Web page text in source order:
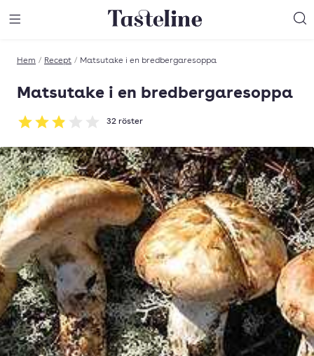
Till Tastelines startsida
Hem / Recept / Matsutake i en bredbergaresoppa
Matsutake i en bredbergaresoppa
Betyg: 2.88 av 5
32 röster